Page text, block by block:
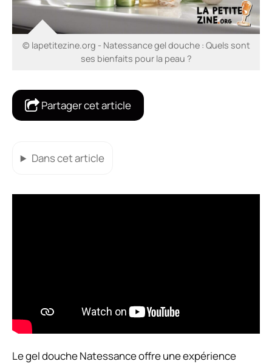
© lapetitezine.org - Natessance gel douche : Quels sont
ses bienfaits pour la peau ?
Partager cet article
Dans cet article
Le gel douche Natessance offre une expérience